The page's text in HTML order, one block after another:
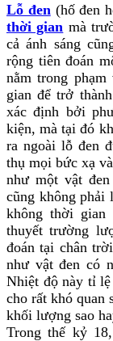
Lỗ đen (hố đen
thời gian mà
cả ánh sáng
rộng tiên đoán
nằm trong
gian để trở
xác định bởi
kiện, mà tại đó
ra ngoài lỗ đen
thụ mọi bức xạ
như một vật
cũng không phải
không thời
thuyết trường
đoán tại chân
như vật đen có
Nhiệt độ này tỉ
cho rất khó quan
khối lượng sao
Trong thế kỷ